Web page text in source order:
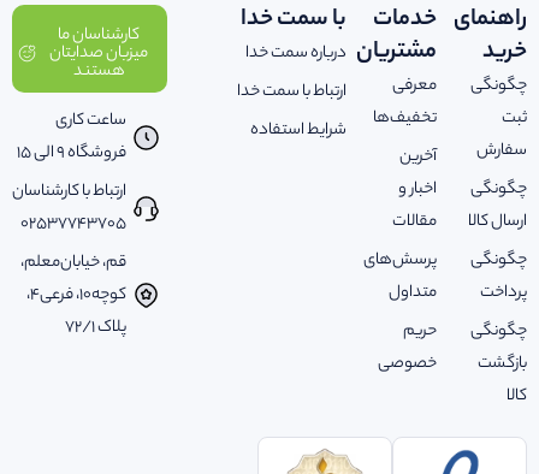
راهنمای
خرید
چگونگی
ثبت
سفارش
چگونگی
ارسال کالا
چگونگی
پرداخت
چگونگی
بازگشت
کالا
خدمات
مشتریان
معرفی
تخفیف‌ها
آخرین
اخبار و
مقالات
پرسش‌های
متداول
حریم
خصوصی
با سمت خدا
درباره سمت خدا
ارتباط با سمت خدا
شرایط استفاده
کارشناسان ما
میزبان صدایتان
هستند
ساعت کاری
فروشگاه 9 الی 15
ارتباط با کارشناسان
02537743705
قم، خیابان‌معلم،
کوچه‌10، فرعی‌4،
پلاک ‌72/1